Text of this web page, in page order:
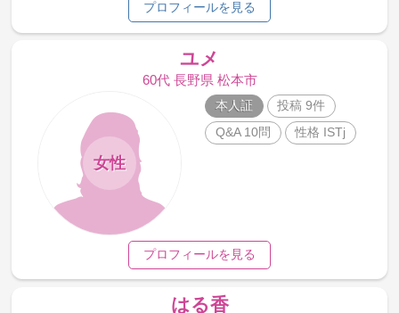
プロフィールを見る
ユメ
60代 長野県 松本市
女性
本人証
投稿 9件
Q&A 10問
性格 ISTj
プロフィールを見る
はる香